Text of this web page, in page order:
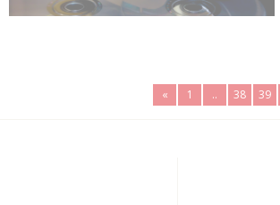
« 1 .. 38 39